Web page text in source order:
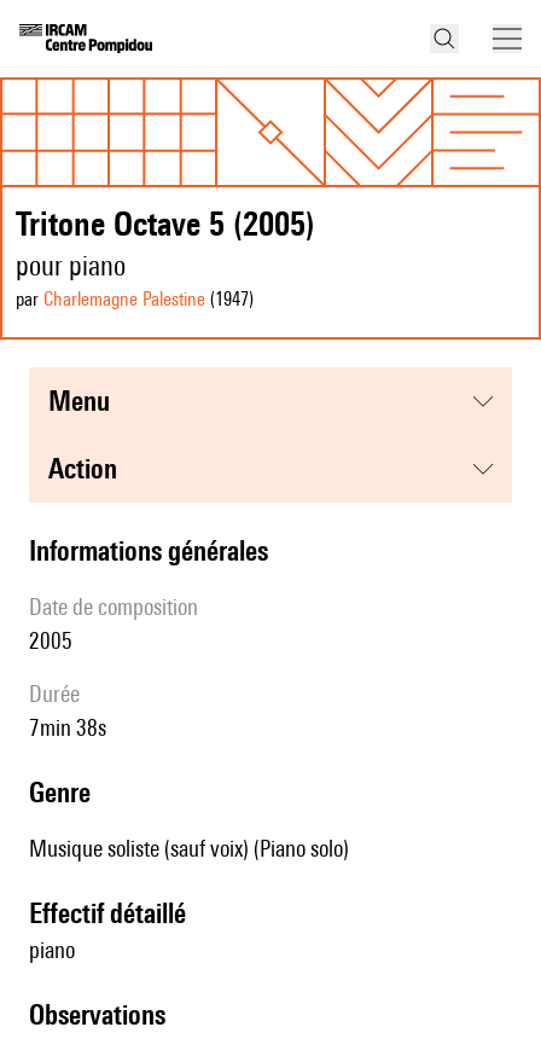
Tritone Octave 5 (2005)
pour piano
par Charlemagne Palestine (1947)
menu
action
informations générales
date de composition
2005
durée
7min 38s
genre
Musique soliste (sauf voix) (Piano solo)
effectif détaillé
piano
observations